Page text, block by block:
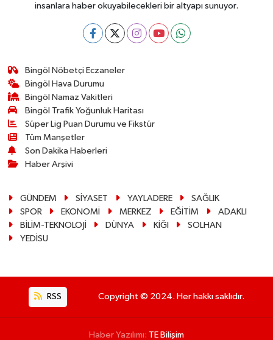
insanlara haber okuyabilecekleri bir altyapı sunuyor.
Bingöl Nöbetçi Eczaneler
Bingöl Hava Durumu
Bingöl Namaz Vakitleri
Bingöl Trafik Yoğunluk Haritası
Süper Lig Puan Durumu ve Fikstür
Tüm Manşetler
Son Dakika Haberleri
Haber Arşivi
GÜNDEM SİYASET YAYLADERE
SAĞLIK
SPOR
EKONOMİ MERKEZ EĞİTİM
ADAKLI
BİLİM-TEKNOLOJİ
DÜNYA KİĞI
SOLHAN
YEDİSU
RSS Copyright © 2024. Her hakkı saklıdır.
Haber Yazılımı: TE Bilişim